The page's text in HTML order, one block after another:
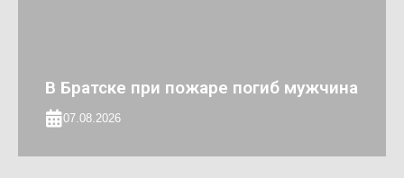
В Братске при пожаре погиб мужчина
07.08.2026